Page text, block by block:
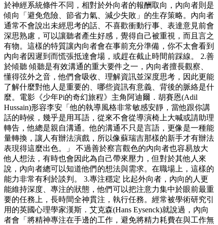
於神經系統條件不同，相對於外向者的報酬取向，內向者則是
傾向「避免危險、節省力氣、減少失敗」的生存策略。內向者
通常不會說出未經思考的話、不喜歡衝動行事、表達意見前會
深思熟慮，可以讓聽者產生好感，覺得自己被重視，而且言之
有物。這樣的特質讓內向者會在事前充分準備，你不太會看到
內向者因遲到而慌張抵達會場，或趕在截止時間前踩線。 2.善
於傾聽 傾聽是有效溝通的重大要件之一，內向者擅長觀察、
懂得弦外之音，他們會吸收、理解資訊並深度思考，因此更能
了解什麼對他人是重要的、哪些資訊有意義、背後的脈絡是什
麼。電影《少年Pi的奇幻旅程》主角阿迪爾．胡賽恩(Adil
Hussain)形容李安「他的執導風格非常敏感安靜，當他跟你講
話的時候，幾乎是用耳語，從來不會從導演椅上大喊或請助理
轉告，他總是親自溝通。他的溝通不只是言語，更像是一種能
量轉換，讓人有辦法演戲，所以像蘇瑞吉那樣的新手才有辦法
表現得這麼出色。」 不過善於察言觀色的內向者也容易放大
他人想法，有時也會因此為自己帶來壓力，但對於其他人來
說，內向者總可以知道他們的想法與需求。在職場上，這樣的
能力非常有利於談判。 3.專注穩定 比起外向者，內向的人更
能維持深度、專注的狀態，他們可以把注意力集中於眼前最重
要的任務上，長時間全神貫注，執行任務。經常被學術研究引
用的英國心理學家漢斯．艾克森(Hans Eysenck)就說過，內向
者會「將精神專注在手邊的工作，避免將精力耗費在與工作無